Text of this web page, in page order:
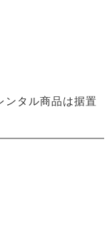
ンタル商品は据置